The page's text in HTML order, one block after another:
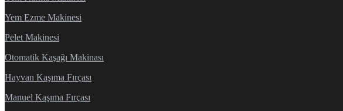
Yem Ezme Makinesi
Pelet Makinesi
Otomatik Kaşağı Makinası
Hayvan Kaşıma Fırçası
Manuel Kaşıma Fırçası